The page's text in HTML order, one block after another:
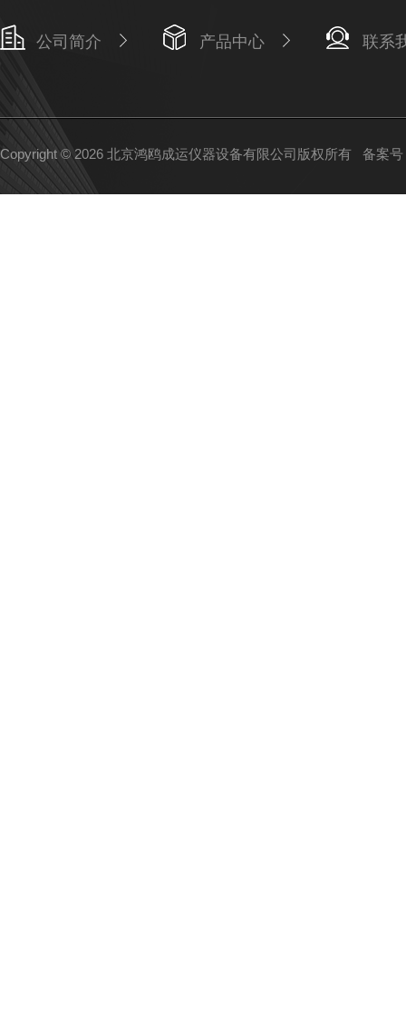
公司简介 产品中心 联系
Copyright © 2026 北京鸿鸥成运仪器设备有限公司版权所有 备案号